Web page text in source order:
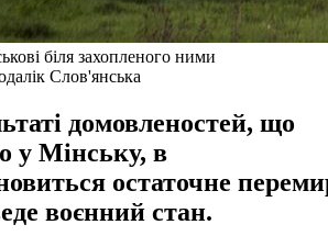
біля захопленого ними
Слов'янська
домовленостей, що
у Мінську, в
остаточне
воєнний стан.